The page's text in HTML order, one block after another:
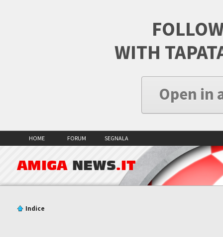
WITH
Open in
HOME FORUM SEGNALA
AMIGA NEWS.IT
Indice